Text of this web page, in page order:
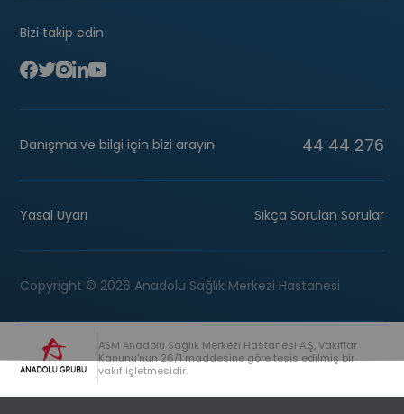
Bizi takip edin
Danışma ve bilgi için bizi arayın 44 44 276
Yasal Uyarı Sıkça Sorulan Sorular
Copyright © 2026 Anadolu Sağlık Merkezi Hastanesi
ASM Anadolu Sağlık Merkezi Hastanesi A.Ş, Vakıflar
Kanunu’nun 26/1 maddesine göre tesis edilmiş bir
vakıf işletmesidir.